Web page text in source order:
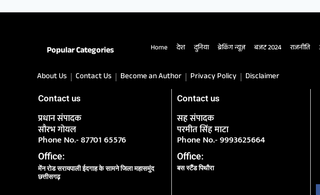
Popular Categories Home देश दुनिया ब्रेकिंग न्यूज़ बजट 2024 राजनीति
About Us Contact Us Become an Author Privacy Policy Disclaimer
Contact us
प्रधान संपादक
सौरभ गोयल
Phone No.- 87701 65576
Office:
मेंन रोड सरायपाली ईदगाह के सामने जिला महासमुंद
छत्तीसगढ़
Contact us
सह संपादक
परमीत सिंह माटा
Phone No.- 9993625664
Office:
बस स्टैंड पिथौरा